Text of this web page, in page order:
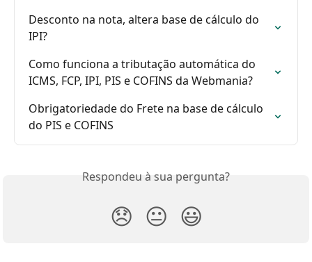
Desconto na nota, altera base de cálculo do
IPI?
Como funciona a tributação automática do
ICMS, FCP, IPI, PIS e COFINS da Webmania?
Obrigatoriedade do Frete na base de cálculo
do PIS e COFINS
Respondeu à sua pergunta?
😞 😐 😃